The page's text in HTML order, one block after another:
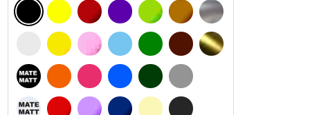
NOIR
BLANC
NOIR MATÉ
BLANC MATÉ
JAUNE
JAUNE AMBRE
ORANGE
ROUGE
BOURGOGNE
ROSA
FUCHSIA
PURPLE
VIOLET
BLEU CLAIR
BLAU
BLEU FONCÉ
VERT CLAIR
VERT
VERT FONCÉ
BEIGE
NOISETTE
BRUN FONCÉ
GRIS CLAIR
GRIS FONCÉ
ARGENT
OR